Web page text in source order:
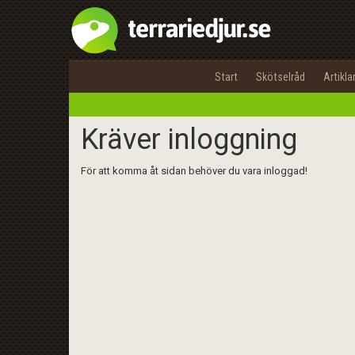
Start Skötselråd Artiklar
Kräver inloggning
För att komma åt sidan behöver du vara inloggad!